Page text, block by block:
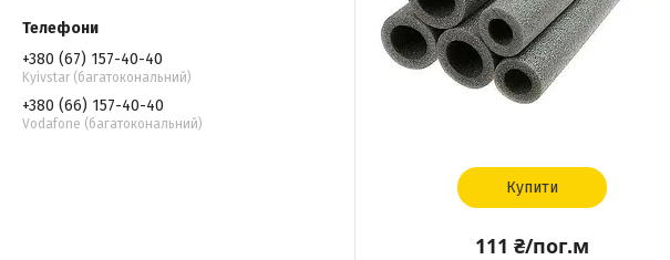
Купити
111 ₴/пог.м
+380 (67) 157-40-40
Kyivstar (багатокональний)
+380 (66) 157-40-40
Vodafone (багатокональний)